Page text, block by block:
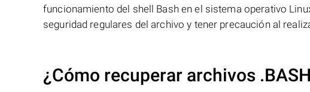
funcionamiento del shell Bash en el sistema operativo
seguridad regulares del archivo y tener precaución al
¿Cómo recuperar archivos